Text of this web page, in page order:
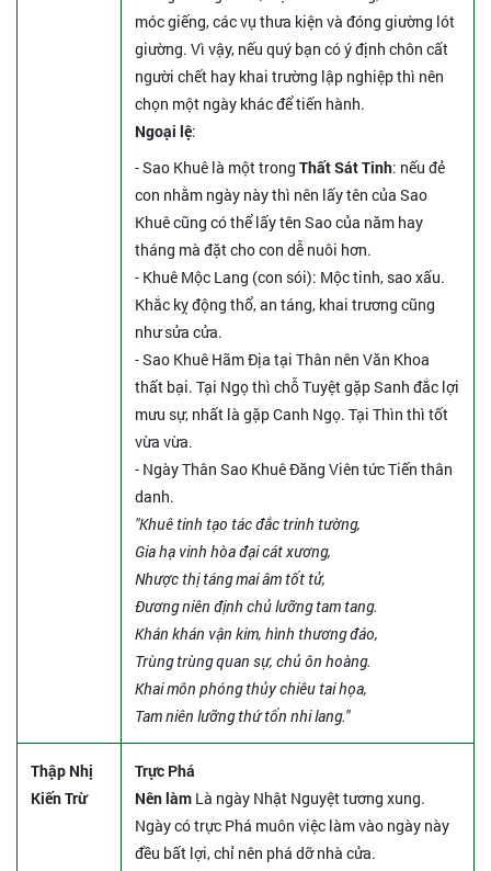
móc giếng, các vụ thưa kiện và đóng giường lót
giường. Vì vậy, nếu quý bạn có ý định chôn cất
người chết hay khai trường lập nghiệp thì nên
chọn một ngày khác để tiến hành.
Ngoại lệ:
- Sao Khuê là một trong Thất Sát Tinh: nếu đẻ
con nhằm ngày này thì nên lấy tên của Sao
Khuê cũng có thể lấy tên Sao của năm hay
tháng mà đặt cho con dễ nuôi hơn.
- Khuê Mộc Lang (con sói): Mộc tinh, sao xấu.
Khắc kỵ động thổ, an táng, khai trương cũng
như sửa cửa.
- Sao Khuê Hãm Địa tại Thân nên Văn Khoa
thất bại. Tại Ngọ thì chỗ Tuyệt gặp Sanh đắc lợi
mưu sự, nhất là gặp Canh Ngọ. Tại Thìn thì tốt
vừa vừa.
- Ngày Thân Sao Khuê Đăng Viên tức Tiến thân
danh.
"Khuê tinh tạo tác đắc trinh tường,
Gia hạ vinh hòa đại cát xương,
Nhược thị táng mai âm tốt tử,
Đương niên định chủ lưỡng tam tang.
Khán khán vận kim, hình thương đáo,
Trùng trùng quan sự, chủ ôn hoàng.
Khai môn phóng thủy chiêu tai họa,
Tam niên lưỡng thứ tổn nhi lang."
Thập Nhị
Kiến Trừ
Trực Phá
Nên làm Là ngày Nhật Nguyệt tương xung.
Ngày có trực Phá muôn việc làm vào ngày này
đều bất lợi, chỉ nên phá dỡ nhà cửa.